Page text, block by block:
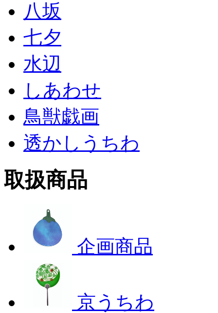
八坂
七夕
水辺
しあわせ
鳥獣戯画
透かしうちわ
取扱商品
企画商品
京うちわ